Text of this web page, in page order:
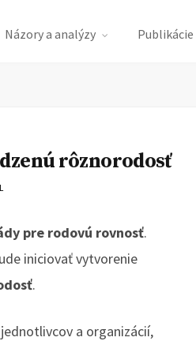
Názory a analýzy Publikácie
rôznorodosť
pre rodovú rovnosť.
iniciovať vytvorenie
.
a organizácií,